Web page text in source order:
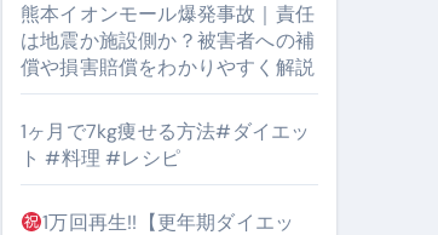
ドメイン
る方法
熊本イオンモール爆発事故｜責任
は地震か施設側か？被害者への補
償や損害賠償をわかりやすく解説
1ヶ月で7kg痩せる方法#ダイエッ
ト #料理 #レシピ
1万回再生!!【更年期ダイエッ